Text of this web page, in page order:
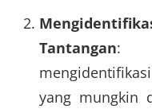
Tantangan:
yang mungkin